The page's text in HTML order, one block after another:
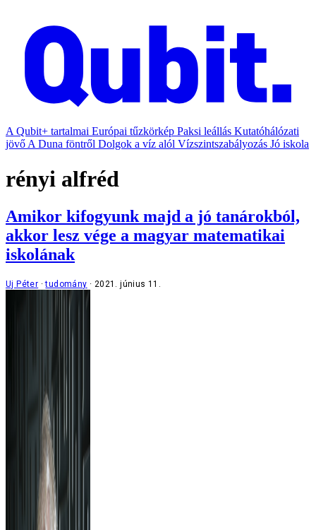
A Qubit+ tartalmai Európai tűzkörkép Paksi leállás Kutatóhálózati
jövő A Duna föntről Dolgok a víz alól Vízszintszabályozás Jó iskola
rényi alfréd
Amikor kifogyunk majd a jó tanárokból,
akkor lesz vége a magyar matematikai
iskolának
Uj Péter tudomány 2021. június 11.